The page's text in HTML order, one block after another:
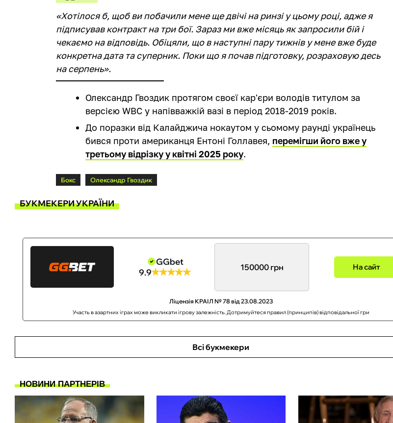
«Хотілося б, щоб ви побачили мене ще двічі на ринзі у цьому році, адже я
підписував контракт на три бої. Зараз ми вже місяць як запросили бій і
чекаємо на відповідь. Обіцяли, що в наступні пару тижнів у мене вже буде
конкретна дата та суперник. Поки що я почав підготовку, розраховую десь
на серпень».
Олександр Гвоздик протягом своєї кар'єри володів титулом за
версією WBC у напівважкій вазі в період 2018-2019 років.
До поразки від Калайджича нокаутом у сьомому раунді українець
бився проти американця Ентоні Голлавея, перемігши його вже у
третьому відрізку у квітні 2025 року.
Бокс Олександр Гвоздик
БУКМЕКЕРИ УКРАЇНИ
GGbet
9.9
150000 грн На сайт
Ліцензія КРАІЛ № 78 від 23.08.2023
Участь в азартних іграх може викликати ігрову залежність. Дотримуйтеся правил (принципів) відповідальної гри
Всі букмекери